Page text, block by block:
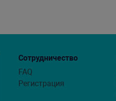
Сотрудничество
FAQ
Регистрация